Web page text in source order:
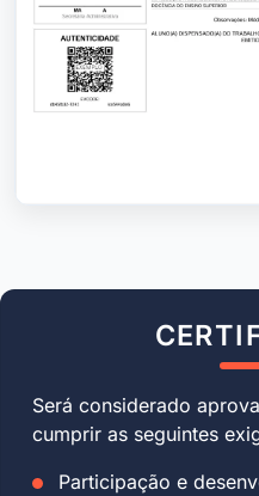
Será considerado
cumprir as seguintes
Participação e